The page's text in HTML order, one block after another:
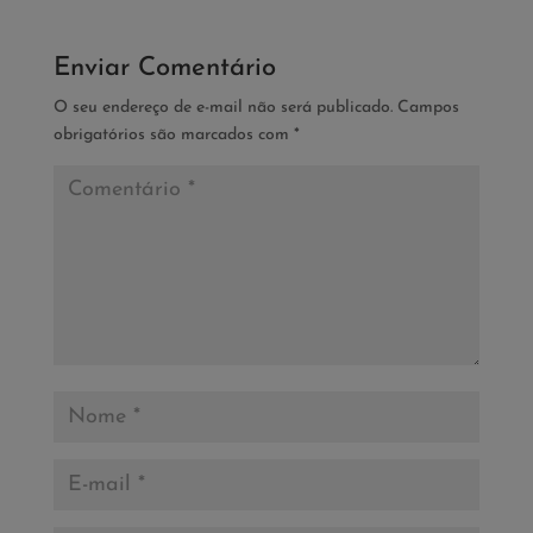
Enviar Comentário
O seu endereço de e-mail não será publicado. Campos
obrigatórios são marcados com *